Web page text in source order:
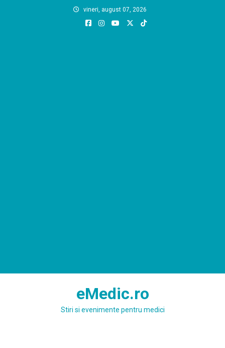
vineri, august 07, 2026
eMedic.ro
Stiri si evenimente pentru medici